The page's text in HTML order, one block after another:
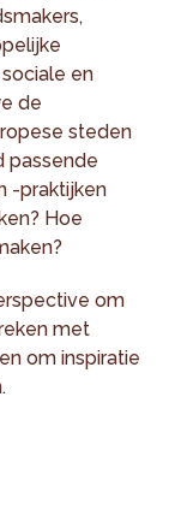
en
de
steden
passende
-praktijken
Hoe
om
met
om inspiratie